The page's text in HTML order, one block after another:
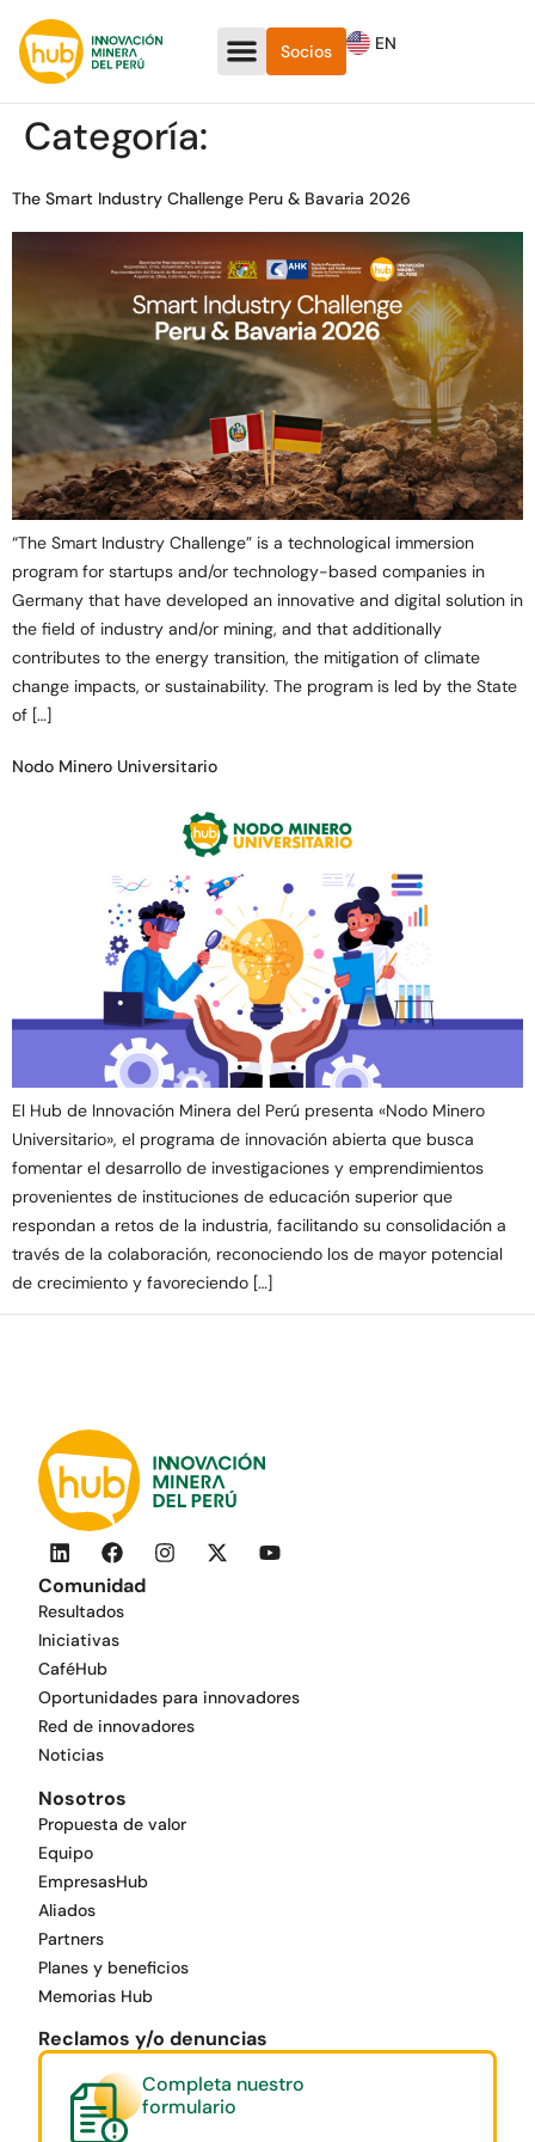
Socios EN
Categoría:
The Smart Industry Challenge Peru & Bavaria 2026
“The Smart Industry Challenge” is a technological immersion
program for startups and/or technology-based companies in
Germany that have developed an innovative and digital solution in
the field of industry and/or mining, and that additionally
contributes to the energy transition, the mitigation of climate
change impacts, or sustainability. The program is led by the State
of […]
Nodo Minero Universitario
El Hub de Innovación Minera del Perú presenta «Nodo Minero
Universitario», el programa de innovación abierta que busca
fomentar el desarrollo de investigaciones y emprendimientos
provenientes de instituciones de educación superior que
respondan a retos de la industria, facilitando su consolidación a
través de la colaboración, reconociendo los de mayor potencial
de crecimiento y favoreciendo […]
Comunidad
Resultados
Iniciativas
CaféHub
Oportunidades para innovadores
Red de innovadores
Noticias
Nosotros
Propuesta de valor
Equipo
EmpresasHub
Aliados
Partners
Planes y beneficios
Memorias Hub
Reclamos y/o denuncias
Completa nuestro
formulario